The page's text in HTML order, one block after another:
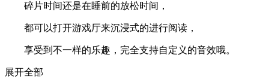
碎片时间还是在睡前的放松时间，
都可以打开游戏厅来沉浸式的进行阅读，
享受到不一样的乐趣，完全支持自定义的音效哦。
展开全部